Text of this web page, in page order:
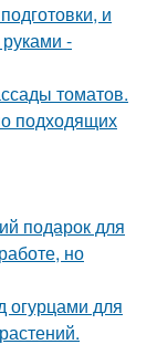
и
-
томатов.
подходящих
подарок для
но
огурцами для